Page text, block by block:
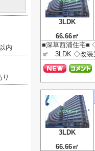
3LDK
66.66㎡
■深草西浦住宅■
㎡ 3LDK ◇改装
3LDK
66.66㎡
内
り